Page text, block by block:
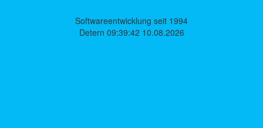
Softwareentwicklung seit 1994
Detern 09:39:42 10.08.2026